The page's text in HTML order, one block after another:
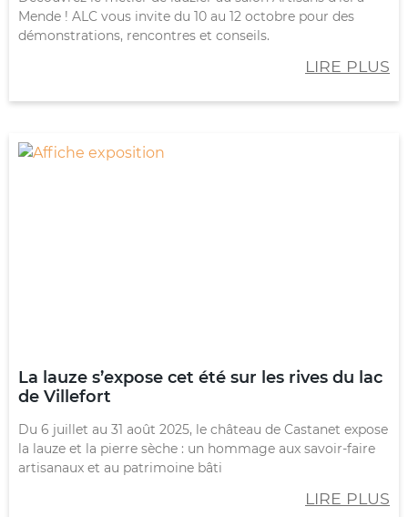
Mende ! ALC vous invite du 10 au 12 octobre pour des
démonstrations, rencontres et conseils.
LIRE PLUS
La lauze s’expose cet été sur les rives du lac
de Villefort
Du 6 juillet au 31 août 2025, le château de Castanet expose
la lauze et la pierre sèche : un hommage aux savoir-faire
artisanaux et au patrimoine bâti
LIRE PLUS